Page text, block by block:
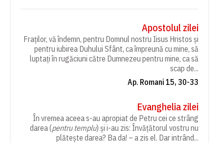
Apostolul zilei
Fraților, vă îndemn, pentru Domnul nostru Iisus Hristos și
pentru iubirea Duhului Sfânt, ca împreună cu mine, să
luptați în rugăciuni către Dumnezeu pentru mine, ca să
scap de...
Ap. Romani 15, 30-33
Evanghelia zilei
În vremea aceea s-au apropiat de Petru cei ce strâng
darea (pentru templu) și i-au zis: Învățătorul vostru nu
plătește darea? Ba da! – a zis el. Dar intrând...